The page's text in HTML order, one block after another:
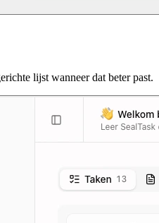
lijst wanneer dat beter past.